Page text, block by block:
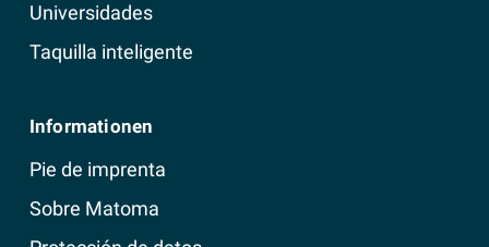
Universidades
Taquilla inteligente
Informationen
Pie de imprenta
Sobre Matoma